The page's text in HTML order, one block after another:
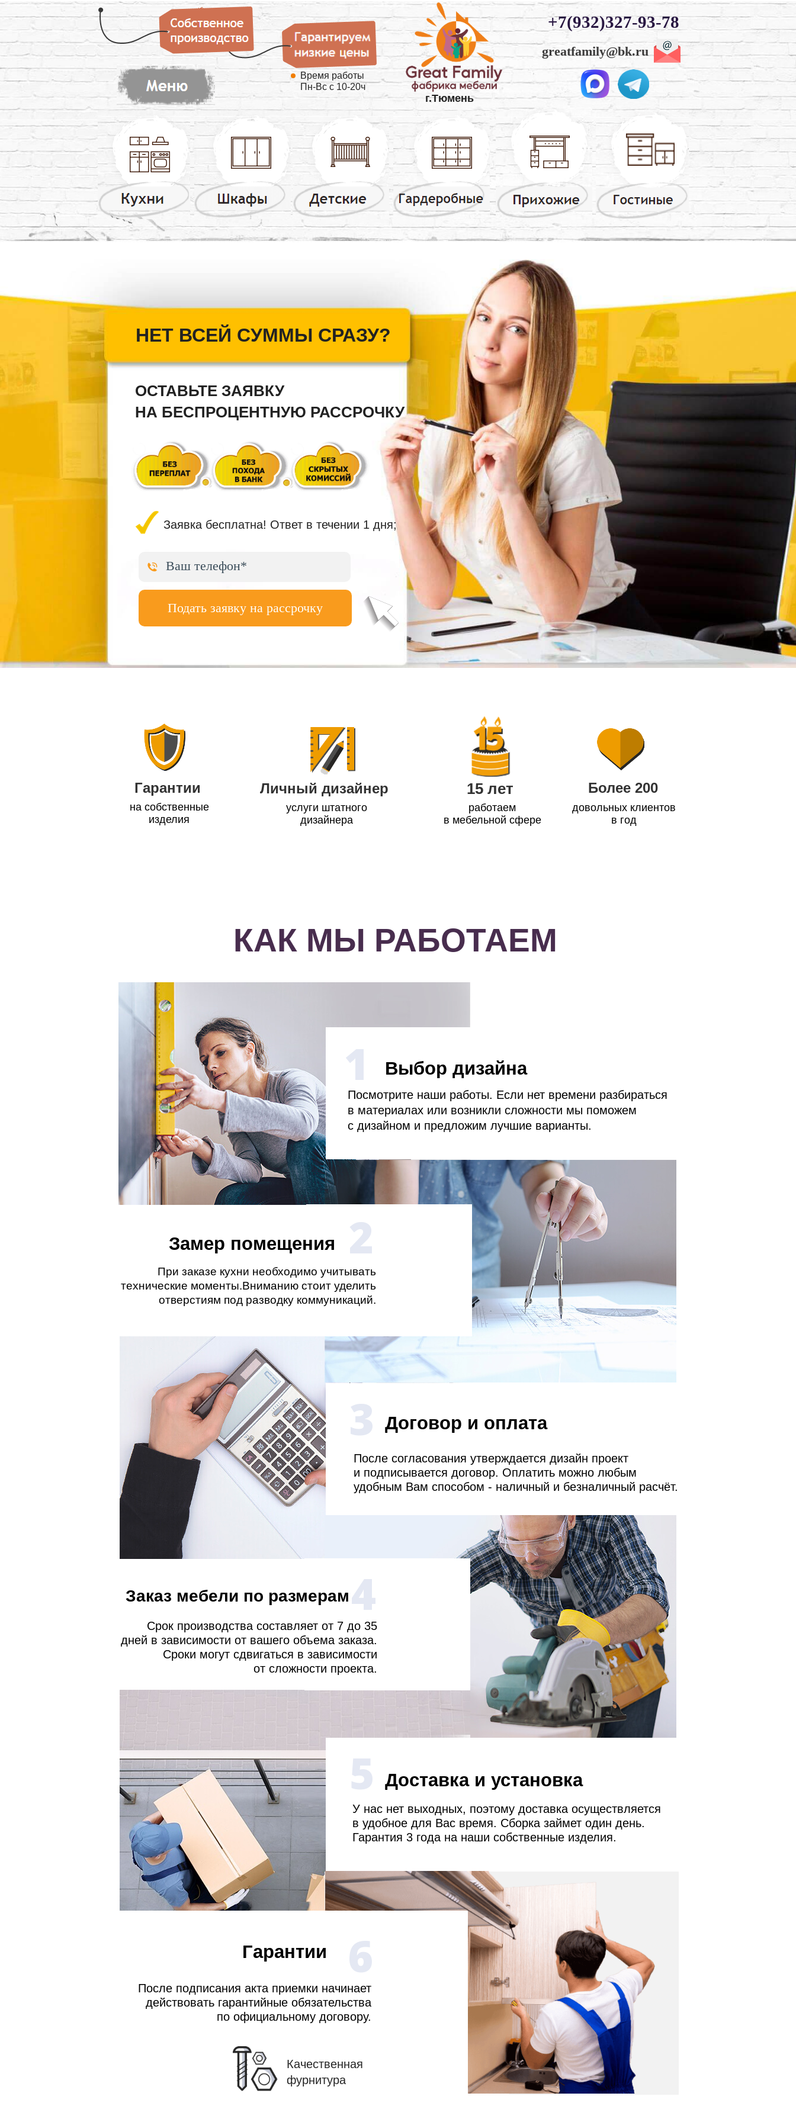
г.Тюмень
Время работы
Пн-Вс с 10-20ч
Заявка бесплатна! Ответ в течении 1 дня;
Подать заявку на рассрочку
НЕТ ВСЕЙ СУММЫ СРАЗУ?
на собственные
изделия
Качественная
фурнитура
5
Гарантии
довольных клиентов
в год
Более 200
15 лет
услуги штатного
дизайнера
работаем
в мебельной сфере
Личный дизайнер
greatfamily@bk.ru
Гарантии
4
1
У нас нет выходных, поэтому доставка осуществляется
в удобное для Вас время. Сборка займет один день.
Гарантия 3 года на наши собственные изделия.
6
Выбор дизайна
Замер помещения
После подписания акта приемки начинает
действовать гарантийные обязательства
по официальному договору.
КАК МЫ РАБОТАЕМ
Посмотрите наши работы. Если нет времени разбираться
в материалах или возникли сложности мы поможем
с дизайном и предложим лучшие варианты.
Срок производства составляет от 7 до 35
дней в зависимости от вашего объема заказа.
Сроки могут сдвигаться в зависимости
от сложности проекта.
Доставка и установка
Заказ мебели по размерам
При заказе кухни необходимо учитывать
технические моменты.Вниманию стоит уделить
отверстиям под разводку коммуникаций.
3
После согласования утверждается дизайн проект
и подписывается договор. Оплатить можно любым
удобным Вам способом - наличный и безналичный расчёт.
Договор и оплата
2
ОСТАВЬТЕ ЗАЯВКУ
+7(932)327-93-78
НА БЕСПРОЦЕНТНУЮ РАССРОЧКУ